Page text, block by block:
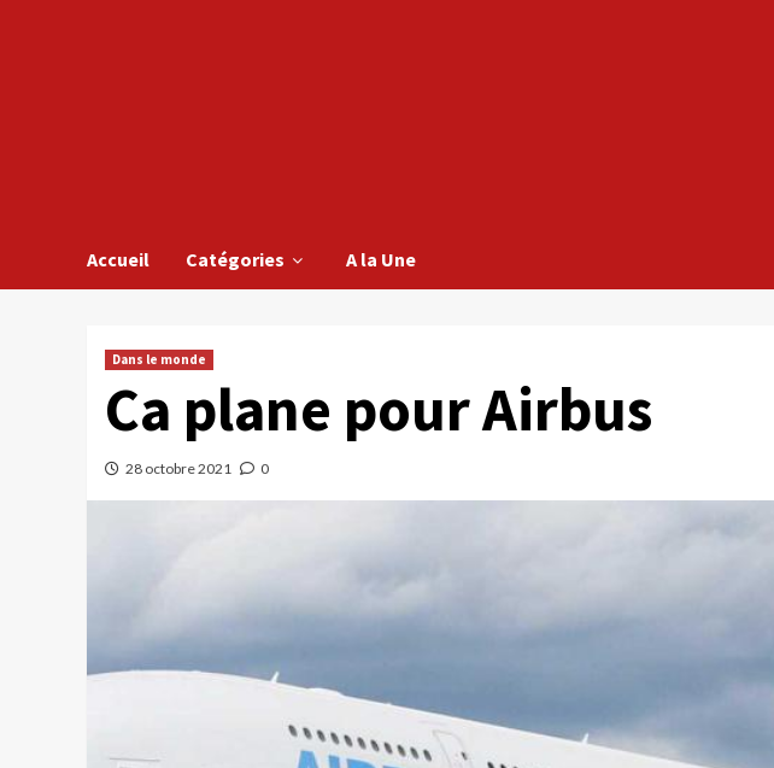
Accueil Catégories A la Une
Dans le monde
Ca plane pour Airbus
28 octobre 2021 0